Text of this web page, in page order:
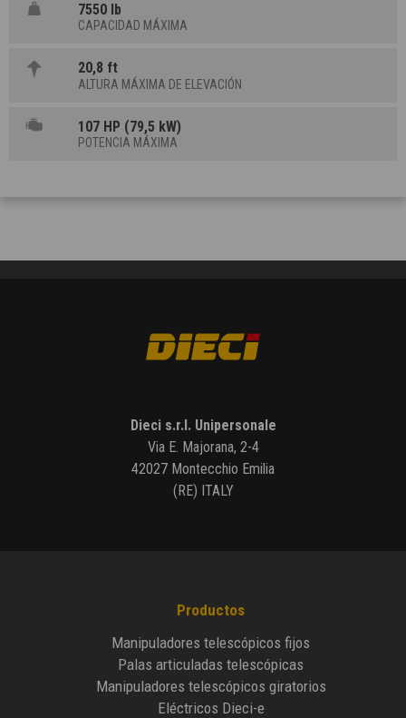
7550 lb
CAPACIDAD MÁXIMA
20,8 ft
ALTURA MÁXIMA DE ELEVACIÓN
107 HP (79,5 kW)
POTENCIA MÁXIMA
Dieci s.r.l. Unipersonale
Via E. Majorana, 2-4
42027 Montecchio Emilia
(RE) ITALY
Productos
Manipuladores telescópicos fijos
Palas articuladas telescópicas
Manipuladores telescópicos giratorios
Eléctricos Dieci-e